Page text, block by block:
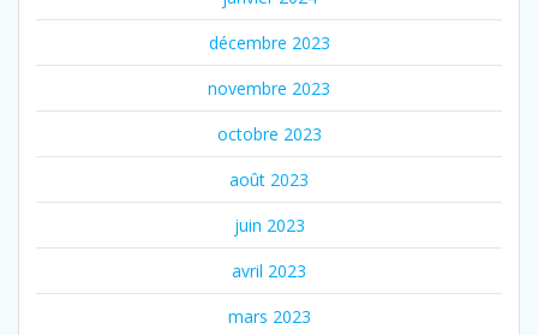
décembre 2023
novembre 2023
octobre 2023
août 2023
juin 2023
avril 2023
mars 2023